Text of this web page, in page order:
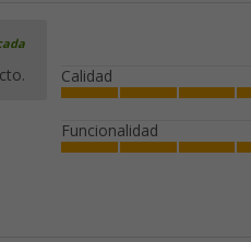
Calidad
Funcionalidad